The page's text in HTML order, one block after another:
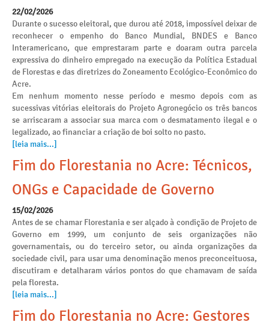
22/02/2026
Durante o sucesso eleitoral, que durou até 2018, impossível deixar de
reconhecer o empenho do Banco Mundial, BNDES e Banco
Interamericano, que emprestaram parte e doaram outra parcela
expressiva do dinheiro empregado na execução da Política Estadual
de Florestas e das diretrizes do Zoneamento Ecológico-Econômico do
Acre.
Em nenhum momento nesse período e mesmo depois com as
sucessivas vitórias eleitorais do Projeto Agronegócio os três bancos
se arriscaram a associar sua marca com o desmatamento ilegal e o
legalizado, ao financiar a criação de boi solto no pasto.
[leia mais...]
Fim do Florestania no Acre: Técnicos,
ONGs e Capacidade de Governo
15/02/2026
Antes de se chamar Florestania e ser alçado à condição de Projeto de
Governo em 1999, um conjunto de seis organizações não
governamentais, ou do terceiro setor, ou ainda organizações da
sociedade civil, para usar uma denominação menos preconceituosa,
discutiram e detalharam vários pontos do que chamavam de saída
pela floresta.
[leia mais...]
Fim do Florestania no Acre: Gestores